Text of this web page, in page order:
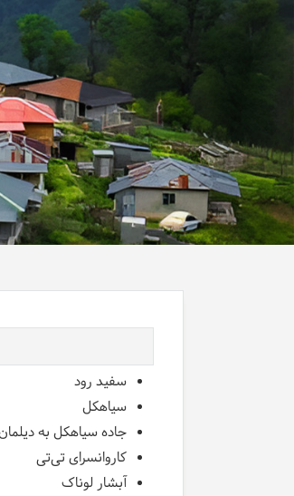
سفید رود
سیاهکل
جاده سیاهکل به
کاروانسرای تی‌تی
آبشار لوناک